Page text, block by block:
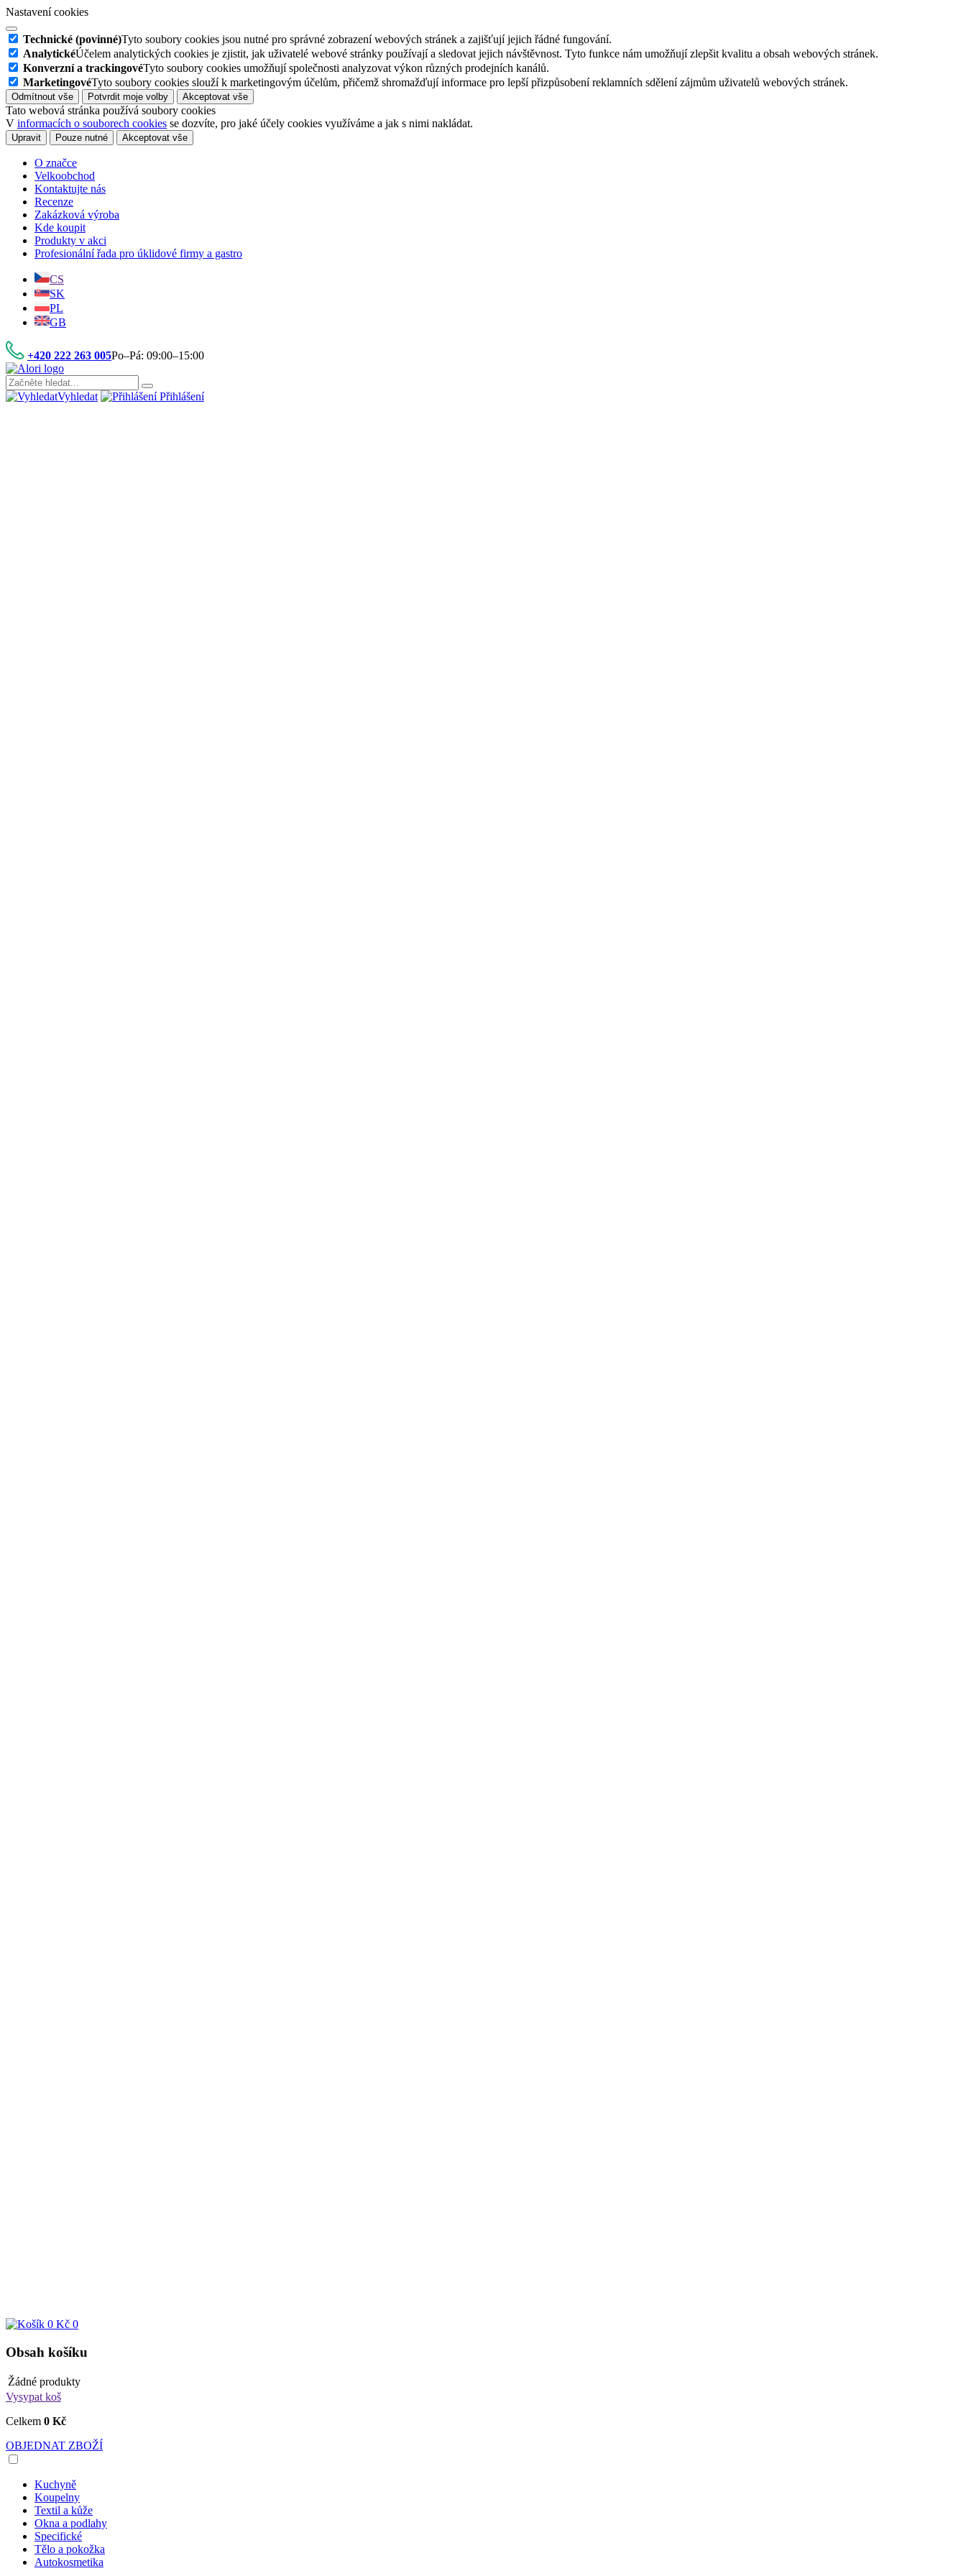
Nastavení cookies
Technické (povinné)Tyto soubory cookies jsou nutné pro správné zobrazení webových stránek a zajišťují jejich řádné fungování.
AnalytickéÚčelem analytických cookies je zjistit, jak uživatelé webové stránky používají a sledovat jejich návštěvnost. Tyto funkce nám umožňují zlepšit kvalitu a obsah webových stránek.
Konverzní a trackingovéTyto soubory cookies umožňují společnosti analyzovat výkon různých prodejních kanálů.
MarketingovéTyto soubory cookies slouží k marketingovým účelům, přičemž shromažďují informace pro lepší přizpůsobení reklamních sdělení zájmům uživatelů webových stránek.
Odmítnout vše Potvrdit moje volby Akceptovat vše
Tato webová stránka používá soubory cookies
V informacích o souborech cookies se dozvíte, pro jaké účely cookies využíváme a jak s nimi nakládat.
Upravit Pouze nutné Akceptovat vše
O značce
Velkoobchod
Kontaktujte nás
Recenze
Zakázková výroba
Kde koupit
Produkty v akci
Profesionální řada pro úklidové firmy a gastro
CS
SK
PL
GB
+420 222 263 005Po–Pá: 09:00–15:00
Vyhledat Přihlášení
0 Kč 0
Obsah košíku
Žádné produkty
Vysypat koš
Celkem 0 Kč
OBJEDNAT ZBOŽÍ
Kuchyně
Koupelny
Textil a kůže
Okna a podlahy
Specifické
Tělo a pokožka
Autokosmetika